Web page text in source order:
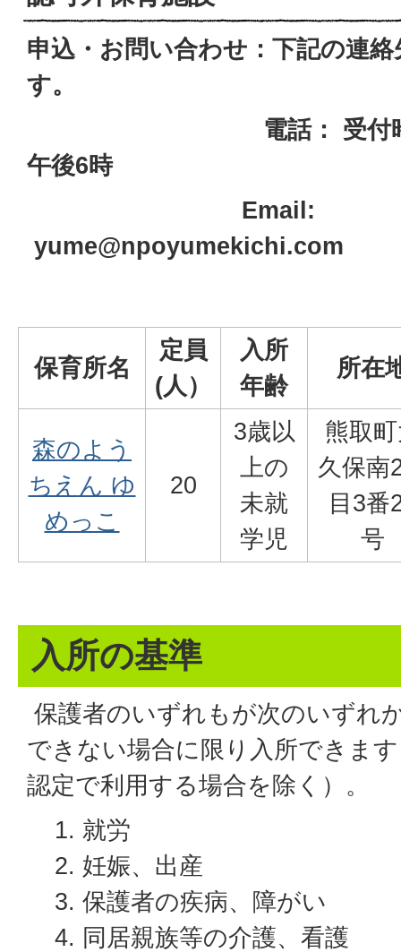
申込・お問い合わせ：下記の連
す。
電話： 受付時間 午
午後6時
Email:
yume@npoyumekichi.com
保育所名
定員
(人）
入所
年齢
所在
森のよう
ちえん ゆ
めっこ
20
3歳以
上の
未就
学児
熊取
久保南
目3番
号
入所の基準
保護者のいずれもが次のいずれ
できない場合に限り入所できま
認定で利用する場合を除く）。
就労
妊娠、出産
保護者の疾病、障がい
同居親族等の介護、看護